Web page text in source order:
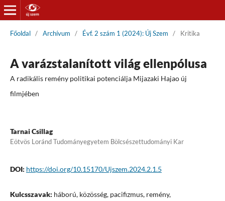
Főoldal / Archívum / Évf. 2 szám 1 (2024): Új Szem / Kritika
A varázstalanított világ ellenpólusa
A radikális remény politikai potenciálja Mijazaki Hajao új
filmjében
Tarnai Csillag
Eötvös Loránd Tudományegyetem Bölcsészettudományi Kar
DOI: https://doi.org/10.15170/Ujszem.2024.2.1.5
Kulcsszavak: háború, közösség, pacifizmus, remény,